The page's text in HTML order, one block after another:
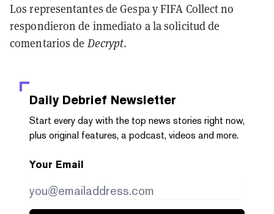
Los representantes de Gespa y FIFA Collect no
respondieron de inmediato a la solicitud de
comentarios de Decrypt.
Daily Debrief Newsletter
Start every day with the top news stories right now,
plus original features, a podcast, videos and more.
Your Email